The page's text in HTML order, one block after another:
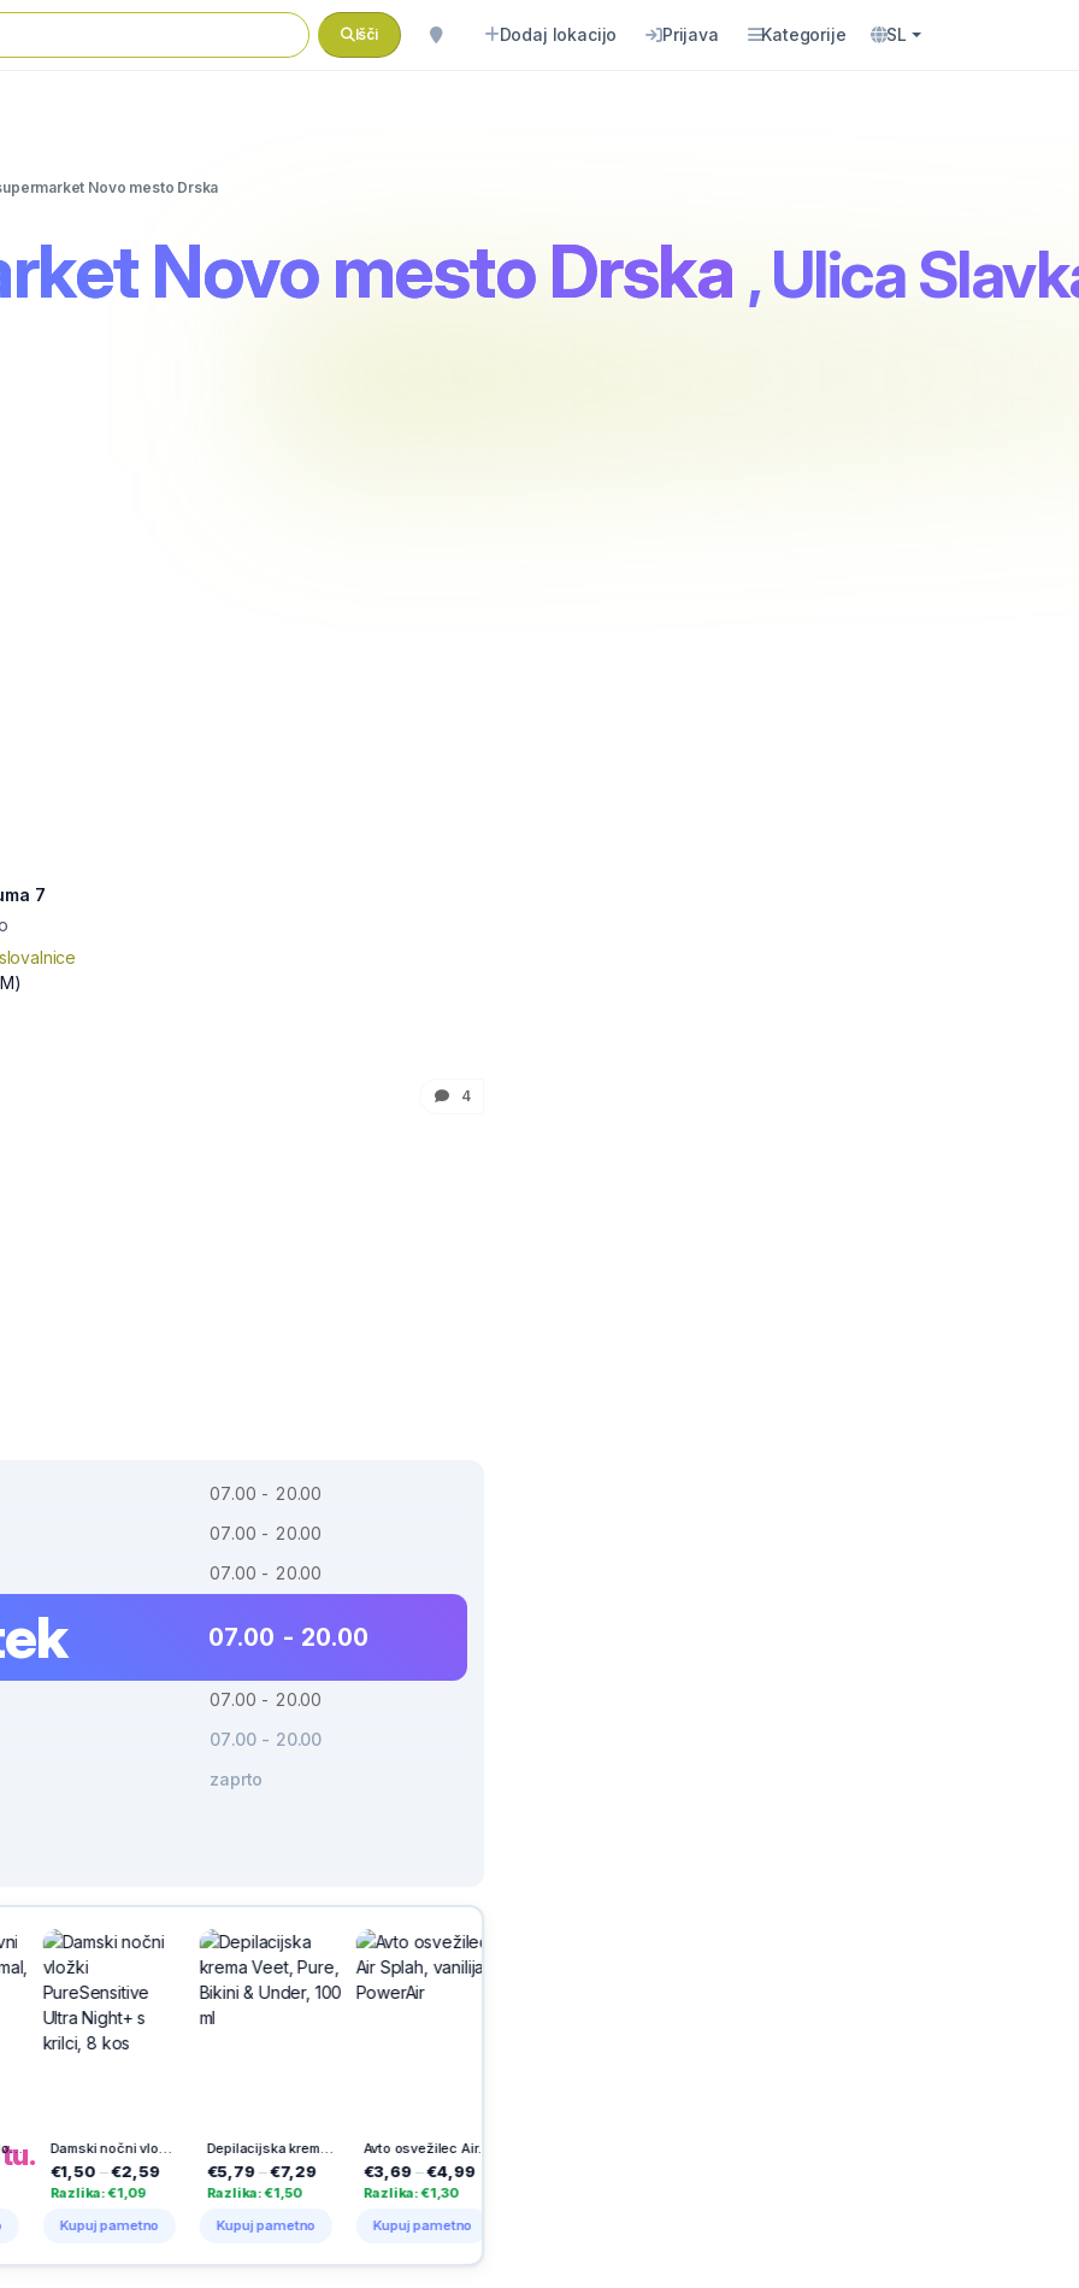
Išči Dodaj lokacijo Prijava Kategorije SL
Novo mesto Drska
Novo mesto Drska , Ulica
7
4
07.00 - 20.00
07.00 - 20.00
07.00 - 20.00
07.00 - 20.00
07.00 - 20.00
07.00 - 20.00
zaprto
Damski nočni vložki PureSensitive Ultra Night+ s krilci, 8 kos
€2,59
Depilacijska krema Veet, Pure, Bikini & Under, 100 ml
€5,79– €7,29
Razlika: €1,50
Kupuj pametno
Avto osvežilec Air Splah, vanilija, PowerAir
€3,69– €4,99
Razlika: €1,30
Kupuj pametno
€11,19–
Razlika: €4,80
Kupuj pametno